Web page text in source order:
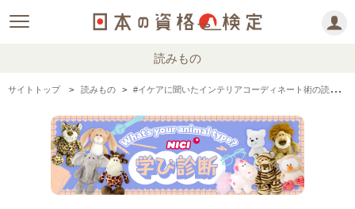
読みもの
サイトトップ 読みもの #イケアに聞いたインテリアコーディネート術の読みもの